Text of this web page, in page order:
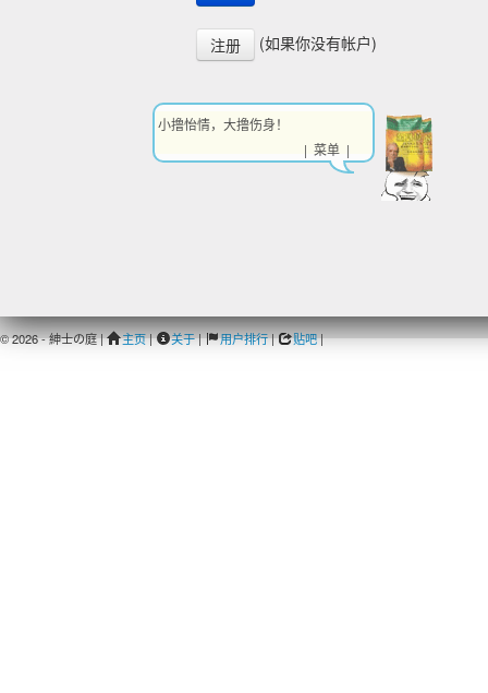
注册 (如果你没有帐户)
© 2026 - 紳士の庭 | 主页| 关于| 用户排行| 贴吧|
小撸怡情，大撸伤身！
| 菜单 |